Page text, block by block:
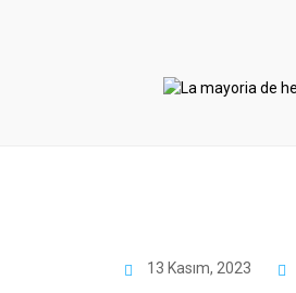
13 Kasım, 2023